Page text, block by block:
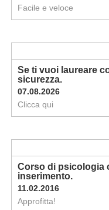
Facile e veloce
Se ti vuoi laureare
sicurezza.
07.08.2026
Clicca qui
Corso di psicologia
inserimento.
11.02.2016
Approfitta!